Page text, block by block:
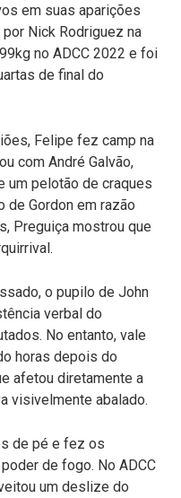
em suas aparições
Nick Rodriguez na
no ADCC 2022 e foi
de final do
Felipe fez camp na
com André Galvão,
um pelotão de craques
de Gordon em razão
Preguiça mostrou que
o pupilo de John
verbal do
No entanto, vale
horas depois do
afetou diretamente a
visivelmente abalado.
de pé e fez os
de fogo. No ADCC
um deslize do